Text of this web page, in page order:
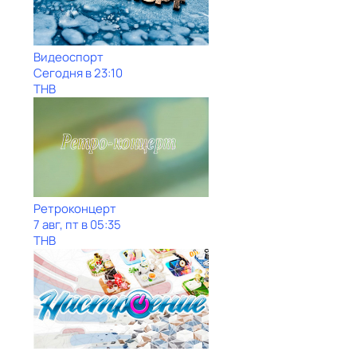
Видеоспорт
Сегодня в 23:10
ТНВ
Ретроконцерт
7 авг, пт в 05:35
ТНВ